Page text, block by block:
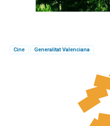
Cine
Generalitat Valenciana